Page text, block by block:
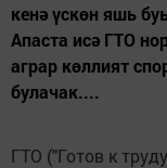
кенә үскөн яшь
Апаста исә ГТО
аграр көллият
булачак....
ГТО ("Готов к